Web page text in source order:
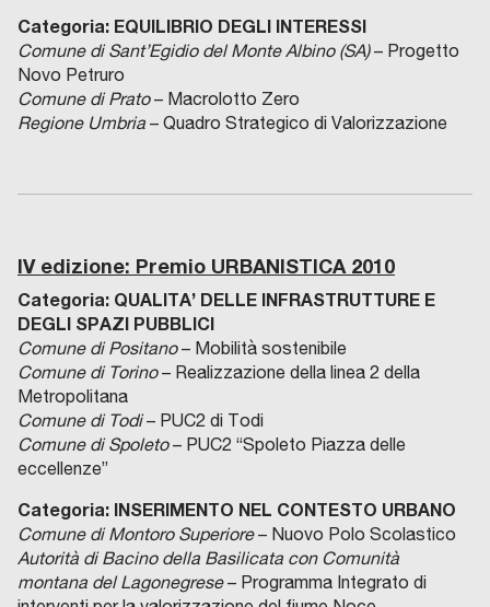
Categoria: EQUILIBRIO DEGLI INTERESSI
Comune di Sant’Egidio del Monte Albino (SA)– Progetto
Novo Petruro
Comune di Prato– Macrolotto Zero
Regione Umbria – Quadro Strategico di Valorizzazione
IV edizione: Premio URBANISTICA 2010
Categoria: QUALITA’ DELLE INFRASTRUTTURE E
DEGLI SPAZI PUBBLICI
Comune di Positano– Mobilità sostenibile
Comune di Torino– Realizzazione della linea 2 della
Metropolitana
Comune di Todi– PUC2 di Todi
Comune di Spoleto– PUC2 “Spoleto Piazza delle
eccellenze”
Categoria: INSERIMENTO NEL CONTESTO URBANO
Comune di Montoro Superiore– Nuovo Polo Scolastico
Autorità di Bacino della Basilicata con Comunità
montana del Lagonegrese– Programma Integrato di